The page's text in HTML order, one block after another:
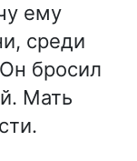
ему
среди
бросил
Мать